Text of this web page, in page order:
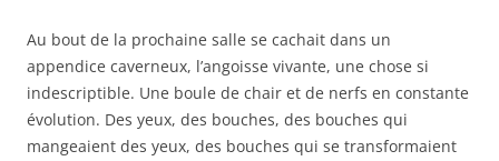
Au bout de la prochaine salle se cachait dans un
appendice caverneux, l’angoisse vivante, une chose si
indescriptible. Une boule de chair et de nerfs en constante
évolution. Des yeux, des bouches, des bouches qui
mangeaient des yeux, des bouches qui se transformaient